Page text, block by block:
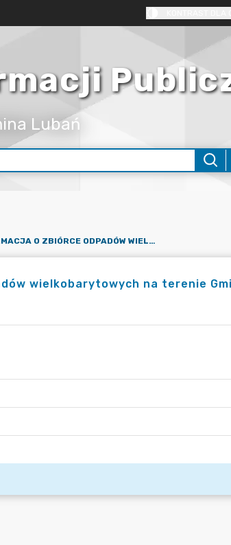
Lubań
INFORMACJA O ZBIÓRCE ODPADÓW WIELKOBARYTOWYCH NA TERENIE GMINY LUBAŃ W 2023 ROKU
wielkobarytowych na terenie